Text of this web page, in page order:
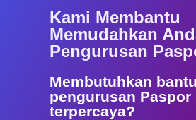
Kami Membantu
Memudahkan
Pengurusan
Membutuhkan
pengurusan Paspor
terpercaya?